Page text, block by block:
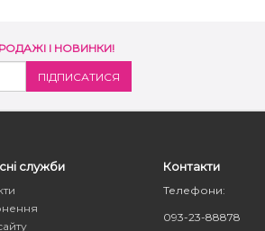
І НОВИНКИ!
служби Контакти
Телефони:
093-23-88878